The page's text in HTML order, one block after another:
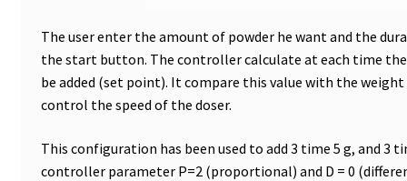
Eingang/Ausgang Modulen
Einkaufswagen
Einweg-Temperatur Logger
The user enter the amount of powder he want and the
the start button. The controller calculate at each time
be added (set point). It compare this value with the weight
control the speed of the doser.
This configuration has been used to add 3 time 5 g, and 3
controller parameter P=2 (proportional) and D = 0